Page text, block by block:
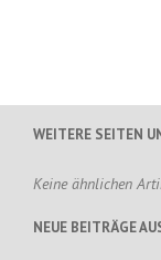
WEITERE SEITEN
Keine ähnlichen
NEUE BEITRÄGE